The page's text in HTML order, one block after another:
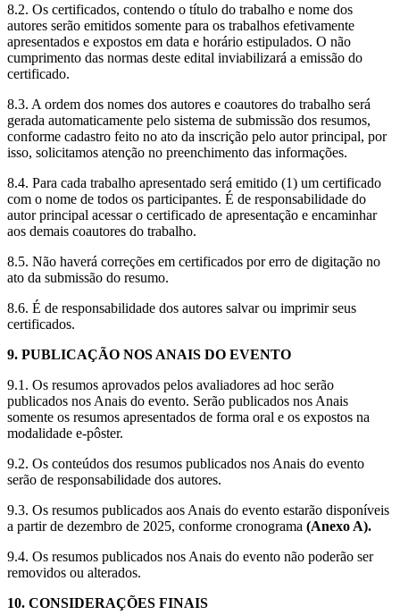
8.2. Os certificados, contendo o título do trabalho e nome dos
autores serão emitidos somente para os trabalhos efetivamente
apresentados e expostos em data e horário estipulados. O não
cumprimento das normas deste edital inviabilizará a emissão do
certificado.
8.3. A ordem dos nomes dos autores e coautores do trabalho será
gerada automaticamente pelo sistema de submissão dos resumos,
conforme cadastro feito no ato da inscrição pelo autor principal, por
isso, solicitamos atenção no preenchimento das informações.
8.4. Para cada trabalho apresentado será emitido (1) um certificado
com o nome de todos os participantes. É de responsabilidade do
autor principal acessar o certificado de apresentação e encaminhar
aos demais coautores do trabalho.
8.5. Não haverá correções em certificados por erro de digitação no
ato da submissão do resumo.
8.6. É de responsabilidade dos autores salvar ou imprimir seus
certificados.
9. PUBLICAÇÃO NOS ANAIS DO EVENTO
9.1. Os resumos aprovados pelos avaliadores ad hoc serão
publicados nos Anais do evento. Serão publicados nos Anais
somente os resumos apresentados de forma oral e os expostos na
modalidade e-pôster.
9.2. Os conteúdos dos resumos publicados nos Anais do evento
serão de responsabilidade dos autores.
9.3. Os resumos publicados aos Anais do evento estarão disponíveis
a partir de dezembro de 2025, conforme cronograma (Anexo A).
9.4. Os resumos publicados nos Anais do evento não poderão ser
removidos ou alterados.
10. CONSIDERAÇÕES FINAIS